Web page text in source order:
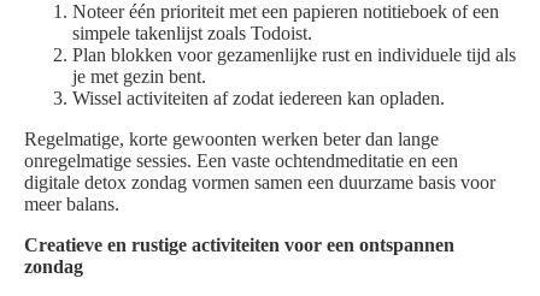
Noteer één prioriteit met een papieren notitieboek of een
simpele takenlijst zoals Todoist.
Plan blokken voor gezamenlijke rust en individuele tijd als
je met gezin bent.
Wissel activiteiten af zodat iedereen kan opladen.
Regelmatige, korte gewoonten werken beter dan lange
onregelmatige sessies. Een vaste ochtendmeditatie en een
digitale detox zondag vormen samen een duurzame basis voor
meer balans.
Creatieve en rustige activiteiten voor een ontspannen
zondag